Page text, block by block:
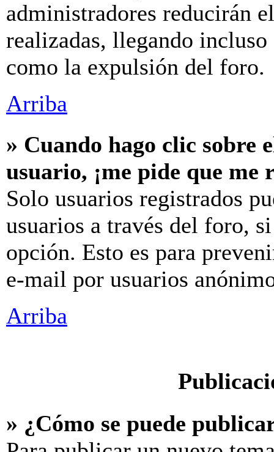
administradores reducirán
realizadas, llegando
como la expulsión del foro.
Arriba
» Cuando hago clic sobre
usuario, ¡me pide que me
Solo usuarios registrados
usuarios a través del foro,
opción. Esto es para
e-mail por usuarios
Arriba
» ¿Cómo se puede